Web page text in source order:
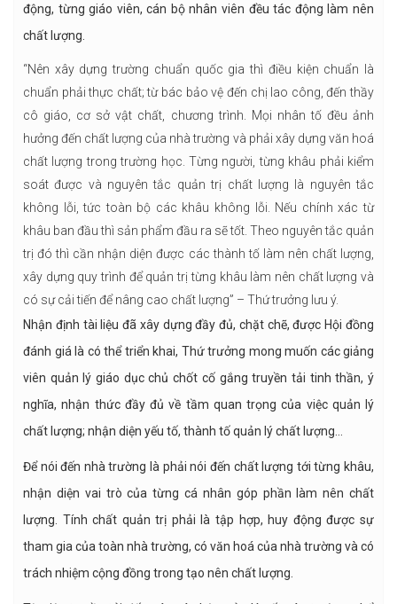
động, từng giáo viên, cán bộ nhân viên đều tác động làm nên
chất lượng.
“Nên xây dựng trường chuẩn quốc gia thì điều kiện chuẩn là
chuẩn phải thực chất; từ bác bảo vệ đến chị lao công, đến thầy
cô giáo, cơ sở vật chất, chương trình. Mọi nhân tố đều ảnh
hưởng đến chất lượng của nhà trường và phải xây dựng văn hoá
chất lượng trong trường học. Từng người, từng khâu phải kiểm
soát được và nguyên tắc quản trị chất lượng là nguyên tắc
không lỗi, tức toàn bộ các khâu không lỗi. Nếu chính xác từ
khâu ban đầu thì sản phẩm đầu ra sẽ tốt. Theo nguyên tắc quản
trị đó thì cần nhận diện được các thành tố làm nên chất lượng,
xây dựng quy trình để quản trị từng khâu làm nên chất lượng và
có sự cải tiến để nâng cao chất lượng” – Thứ trưởng lưu ý.
Nhận định tài liệu đã xây dựng đầy đủ, chặt chẽ, được Hội đồng
đánh giá là có thể triển khai, Thứ trưởng mong muốn các giảng
viên quản lý giáo dục chủ chốt cố gắng truyền tải tinh thần, ý
nghĩa, nhận thức đầy đủ về tầm quan trọng của việc quản lý
chất lượng; nhận diện yếu tố, thành tố quản lý chất lượng…
Để nói đến nhà trường là phải nói đến chất lượng tới từng khâu,
nhận diện vai trò của từng cá nhân góp phần làm nên chất
lượng. Tính chất quản trị phải là tập hợp, huy động được sự
tham gia của toàn nhà trường, có văn hoá của nhà trường và có
trách nhiệm cộng đồng trong tạo nên chất lượng.